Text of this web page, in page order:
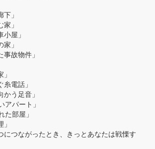
」
」
屋」
」
故物件」
電話」
う足音」
アパート」
た部屋」
につながったとき、きっとあなたは戦慄す